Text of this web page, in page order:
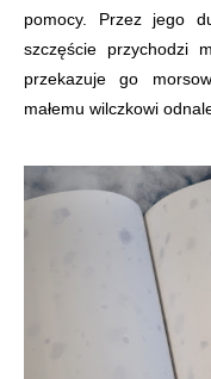
pomocy. Przez jego
szczęście przychodzi
przekazuje go
małemu wilczkowi